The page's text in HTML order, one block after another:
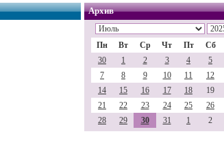
Архив
Пн Вт Ср Чт Пт Сб
30
1 2 3 4 5
7
8 9 10 11 12
14
15 16 17 18 19
21
22 23 24 25 26
28
29 30 31 1 2